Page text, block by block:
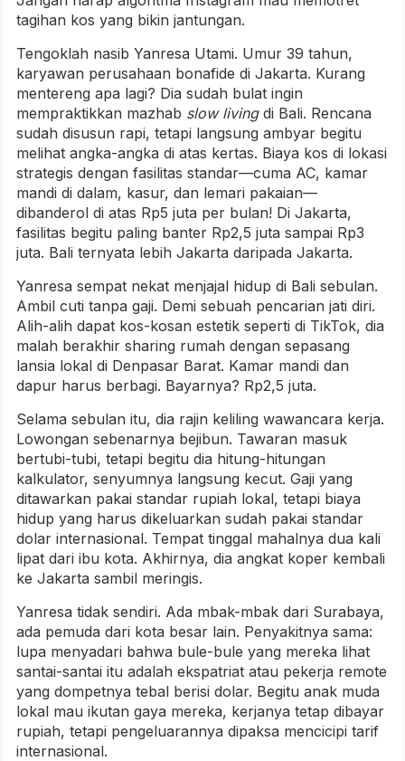
tagihan kos yang bikin jantungan.
Tengoklah nasib Yanresa Utami. Umur 39 tahun,
karyawan perusahaan bonafide di Jakarta. Kurang
mentereng apa lagi? Dia sudah bulat ingin
mempraktikkan mazhab slow livingdi Bali. Rencana
sudah disusun rapi, tetapi langsung ambyar begitu
melihat angka-angka di atas kertas. Biaya kos di lokasi
strategis dengan fasilitas standar—cuma AC, kamar
mandi di dalam, kasur, dan lemari pakaian—
dibanderol di atas Rp5 juta per bulan! Di Jakarta,
fasilitas begitu paling banter Rp2,5 juta sampai Rp3
juta. Bali ternyata lebih Jakarta daripada Jakarta.
Yanresa sempat nekat menjajal hidup di Bali sebulan.
Ambil cuti tanpa gaji. Demi sebuah pencarian jati diri.
Alih-alih dapat kos-kosan estetik seperti di TikTok, dia
malah berakhir sharing rumah dengan sepasang
lansia lokal di Denpasar Barat. Kamar mandi dan
dapur harus berbagi. Bayarnya? Rp2,5 juta.
Selama sebulan itu, dia rajin keliling wawancara kerja.
Lowongan sebenarnya bejibun. Tawaran masuk
bertubi-tubi, tetapi begitu dia hitung-hitungan
kalkulator, senyumnya langsung kecut. Gaji yang
ditawarkan pakai standar rupiah lokal, tetapi biaya
hidup yang harus dikeluarkan sudah pakai standar
dolar internasional. Tempat tinggal mahalnya dua kali
lipat dari ibu kota. Akhirnya, dia angkat koper kembali
ke Jakarta sambil meringis.
Yanresa tidak sendiri. Ada mbak-mbak dari Surabaya,
ada pemuda dari kota besar lain. Penyakitnya sama:
lupa menyadari bahwa bule-bule yang mereka lihat
santai-santai itu adalah ekspatriat atau pekerja remote
yang dompetnya tebal berisi dolar. Begitu anak muda
lokal mau ikutan gaya mereka, kerjanya tetap dibayar
rupiah, tetapi pengeluarannya dipaksa mencicipi tarif
internasional.